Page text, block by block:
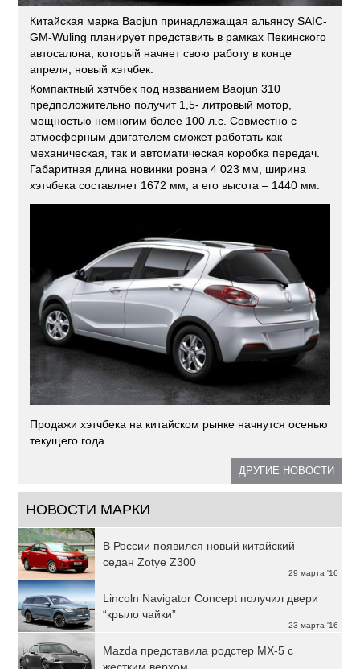
Китайская марка Baojun принадлежащая альянсу SAIC-
GM-Wuling планирует представить в рамках Пекинского
автосалона, который начнет свою работу в конце
апреля, новый хэтчбек.
Компактный хэтчбек под названием Baojun 310
предположительно получит 1,5- литровый мотор,
мощностью немногим более 100 л.с. Совместно с
атмосферным двигателем сможет работать как
механическая, так и автоматическая коробка передач.
Габаритная длина новинки ровна 4 023 мм, ширина
хэтчбека составляет 1672 мм, а его высота – 1440 мм.
Продажи хэтчбека на китайском рынке начнутся осенью
текущего года.
ДРУГИЕ НОВОСТИ
НОВОСТИ МАРКИ
29 марта '16
В России появился новый китайский
седан Zotye Z300
23 марта '16
Lincoln Navigator Concept получил двери
“крыло чайки”
Mazda представила родстер MX-5 с
жестким верхом